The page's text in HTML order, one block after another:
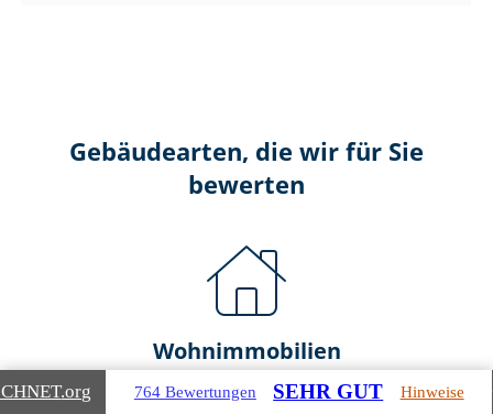
Gebäudearten, die wir für Sie
bewerten
Wohnimmobilien
Ein- und Zwei­fa­mi­li­en­häu­ser
.org 764 Bewertungen SEHR GUT Hinweise